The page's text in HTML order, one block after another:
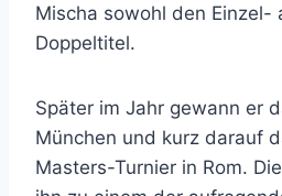
Mischa sowohl den Einzel-
Doppeltitel.
Später im Jahr gewann er
München und kurz darauf
Masters-Turnier in Rom.